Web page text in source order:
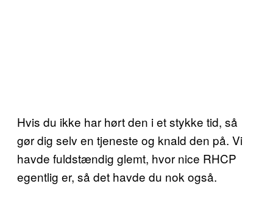
Hvis du ikke har hørt den i et stykke tid, så
gør dig selv en tjeneste og knald den på. Vi
havde fuldstændig glemt, hvor nice RHCP
egentlig er, så det havde du nok også.